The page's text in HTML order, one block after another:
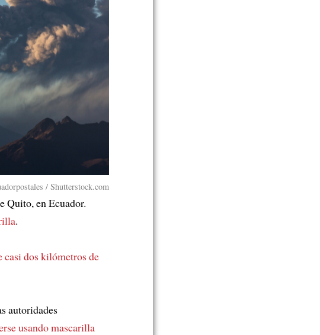
/ Shutterstock.com
Quito, en Ecuador.
.
casi dos kilómetros de
autoridades
usando mascarilla